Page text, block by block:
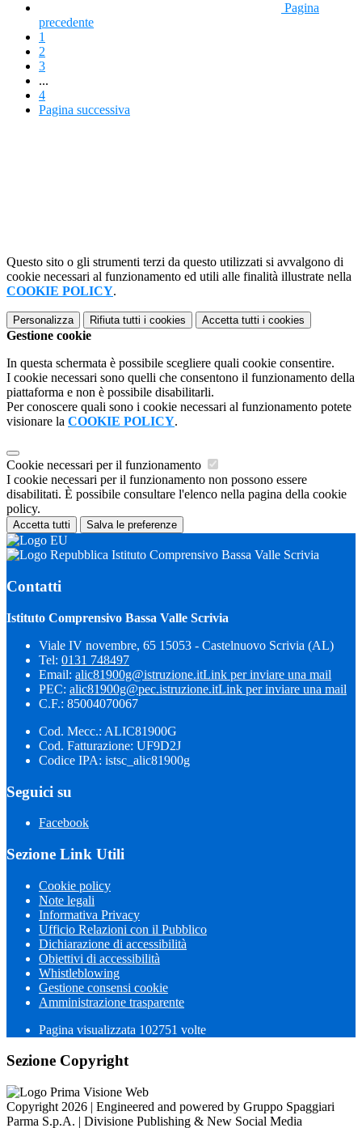
Pagina
precedente
1
2
3
...
4
Pagina successiva
Questo sito o gli strumenti terzi da questo utilizzati si avvalgono di
cookie necessari al funzionamento ed utili alle finalità illustrate nella
COOKIE POLICY.
Personalizza Rifiuta tutti i cookies Accetta tutti i cookies
Gestione cookie
In questa schermata è possibile scegliere quali cookie consentire.
I cookie necessari sono quelli che consentono il funzionamento della
piattaforma e non è possibile disabilitarli.
Per conoscere quali sono i cookie necessari al funzionamento potete
visionare la COOKIE POLICY.
Cookie necessari per il funzionamento
I cookie necessari per il funzionamento non possono essere
disabilitati. È possibile consultare l'elenco nella pagina della cookie
policy.
Accetta tutti Salva le preferenze
Istituto Comprensivo Bassa Valle Scrivia
Contatti
Istituto Comprensivo Bassa Valle Scrivia
Viale IV novembre, 65 15053 - Castelnuovo Scrivia (AL)
Tel: 0131 748497
Email: alic81900g@istruzione.itLink per inviare una mail
PEC: alic81900g@pec.istruzione.itLink per inviare una mail
C.F.: 85004070067
Cod. Mecc.: ALIC81900G
Cod. Fatturazione: UF9D2J
Codice IPA: istsc_alic81900g
Seguici su
Facebook
Sezione Link Utili
Cookie policy
Note legali
Informativa Privacy
Ufficio Relazioni con il Pubblico
Dichiarazione di accessibilità
Obiettivi di accessibilità
Whistleblowing
Gestione consensi cookie
Amministrazione trasparente
Pagina visualizzata 102751 volte
Sezione Copyright
Copyright 2026 | Engineered and powered by Gruppo Spaggiari
Parma S.p.A. | Divisione Publishing & New Social Media